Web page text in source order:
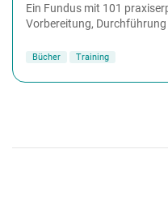
Ein Fundus mit 101
Vorbereitung,
Bücher Training